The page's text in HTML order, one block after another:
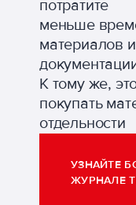
потратите
меньше
материалов
К тому же,
покупать
отдельности
УЗНАЙТЕ
ЖУРНАЛЕ